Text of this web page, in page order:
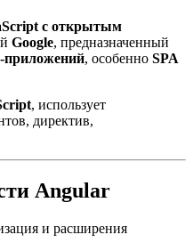
с открытым
Google, предназначенный
приложений, особенно SPA
, использует
директив,
Angular
и расширения